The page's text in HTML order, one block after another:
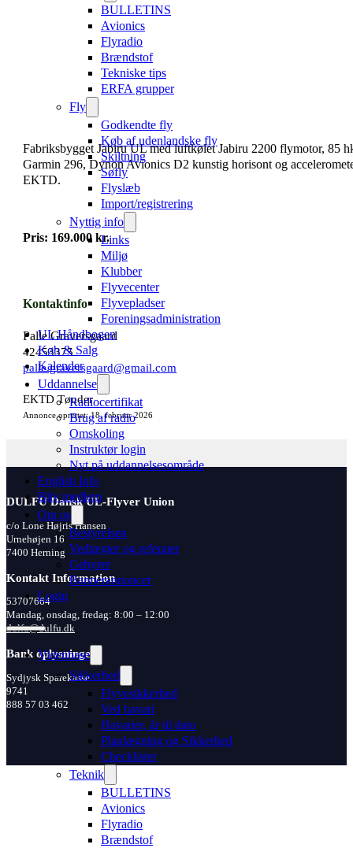
BULLETINS
Avionics
Flyradio
Brændstof
Tekniske tips
ERFA grupper
Fly
Godkendte fly
Køb af udenlandske fly
Skiltning
Søfly
Flyslæb
Import/registrering
Nyttig info
Links
Miljø
Klubber
Flyvecenter
Flyvepladser
Foreningsadministration
UL Håndbogen
Køb & Salg
Kalender
Uddannelse
Radiocertifikat
Brug af radio
Omskoling
Instruktør login
Nyt på uddannelsesområde
English Info
Bliv medlem
Om os
Bestyrelsen
Vedtægter og referater
Gebyrer
Bannerannoncer
Login
Videnbase
Sikkerhed
Flyvesikkerhed
Ved havari
Havarier, år til dato
Planlægning og Sikkerhed
Checklister
Teknik
BULLETINS
Avionics
Flyradio
Brændstof
Fabriksbygget Jabiru UL med luftkølet Jabiru 2200 flymotor, 85
Garmin 296, Dynon Avionics D2 kunstig horisont og
EKTD.
Pris: 169.000 kr.
Kontaktinfo
Palle Graversgaard
42453375
palle.graversgaard@gmail.com
EKTD Tønder
Annonce oprettet: 18. februar 2026
DULFU Dansk UL-Flyver Union
c/o Lone Højris Hansen
Urnehøjen 16
7400 Herning
Kontakt Information
53707664
Mandag, onsdag, fredag: 8:00 – 12:00
dulfu@dulfu.dk
Bank oplysninger
Sydjysk Sparekasse
9741
888 57 03 462